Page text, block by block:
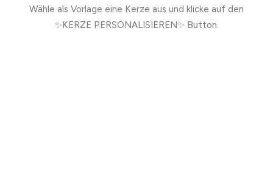
Wähle als Vorlage eine Kerze aus und klicke auf den
✨KERZE PERSONALISIEREN✨ Button.